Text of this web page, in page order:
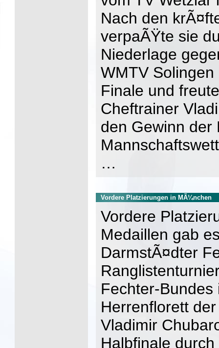
Nach den
verpaÃŸte sie
Niederlage
WMTV
Finale und
Cheftrainer
den Gewinn der
…
Vordere Platzierungen in MÃ¼nchen
Vordere
Medaillen gab
DarmstÃ¤dter
Fechter-
Herrenflorett
Vladimir
Halbfinale